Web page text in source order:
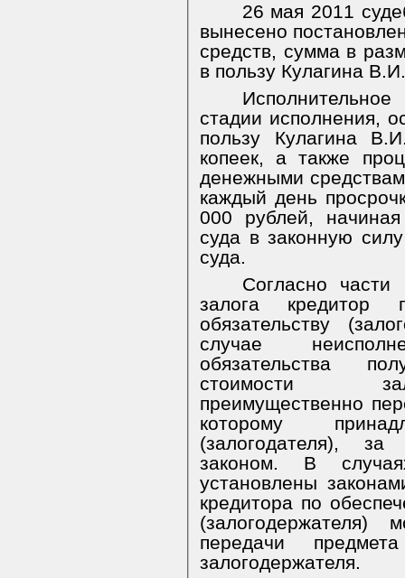
26 мая 2011
вынесено
средств, сумма в
в пользу Кулагина
стадии исполнения,
пользу Кулагина
копеек, а также
денежными
каждый день
000 рублей,
суда в законную
суда.
Согласно
залога кредитор
обязательству
случае
обязательства
стоимости
преимущественно
которому
(залогодателя), за
законом. В
установлены
кредитора по
(залогодержателя)
передачи
залогодержателя.